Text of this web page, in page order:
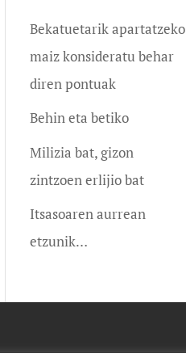
Bekatuetarik apartatzeko
maiz konsideratu behar
diren pontuak
Behin eta betiko
Milizia bat, gizon
zintzoen erlijio bat
Itsasoaren aurrean
etzunik…